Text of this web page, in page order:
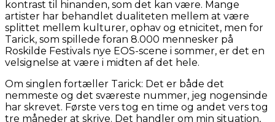
kontrast til hinanden, som det kan være. Mange
artister har behandlet dualiteten mellem at være
splittet mellem kulturer, ophav og etnicitet, men for
Tarick, som spillede foran 8.000 mennesker på
Roskilde Festivals nye EOS-scene i sommer, er det en
velsignelse at være i midten af det hele.
Om singlen fortæller Tarick: Det er både det
nemmeste og det sværeste nummer, jeg nogensinde
har skrevet. Første vers tog en time og andet vers tog
tre måneder at skrive. Det handler om min situation,